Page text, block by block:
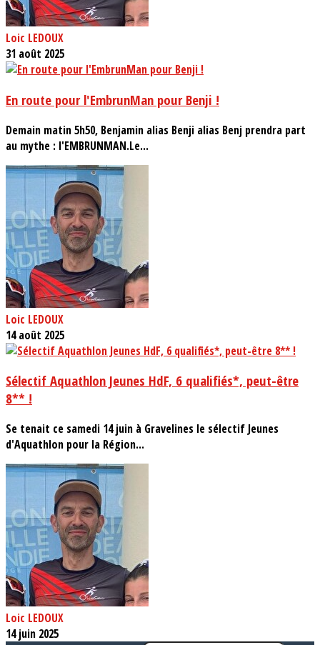
Loic LEDOUX
31 août 2025
En route pour l'EmbrunMan pour Benji !
Demain matin 5h50, Benjamin alias Benji alias Benj prendra part
au mythe : l'EMBRUNMAN.Le...
Loic LEDOUX
14 août 2025
Sélectif Aquathlon Jeunes HdF, 6 qualifiés*, peut-être
8** !
Se tenait ce samedi 14 juin à Gravelines le sélectif Jeunes
d'Aquathlon pour la Région...
Loic LEDOUX
14 juin 2025